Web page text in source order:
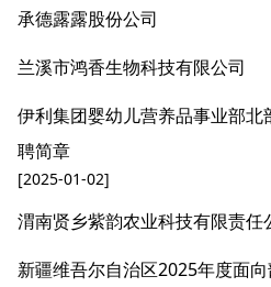
承德露露股份公司
兰溪市鸿香生物科技有限公司
伊利集团婴幼儿营养品事业部
聘简章
[2025-01-02]
渭南贤乡紫韵农业科技有限责任
新疆维吾尔自治区2025年度面